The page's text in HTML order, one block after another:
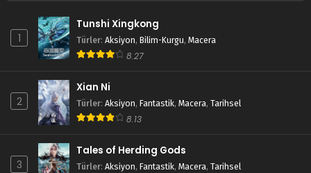
1
Tunshi Xingkong
Türler: Aksiyon, Bilim-Kurgu, Macera
8.27
2
Xian Ni
Türler: Aksiyon, Fantastik, Macera, Tarihsel
8.13
3
Tales of Herding Gods
Türler: Aksiyon, Fantastik, Macera, Tarihsel